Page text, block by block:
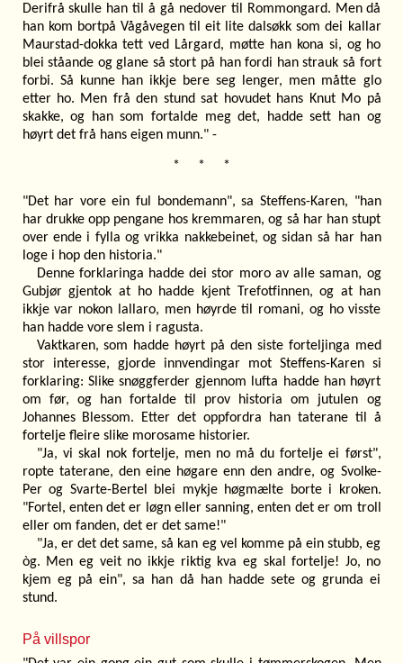
Derifrå skulle han til å gå nedover til Rommongard. Men då
han kom bortpå Vågåvegen til eit lite dalsøkk som dei kallar
Maurstad-dokka tett ved Lårgard, møtte han kona si, og ho
blei ståande og glane så stort på han fordi han strauk så fort
forbi. Så kunne han ikkje bere seg lenger, men måtte glo
etter ho. Men frå den stund sat hovudet hans Knut Mo på
skakke, og han som fortalde meg det, hadde sett han og
høyrt det frå hans eigen munn." -
* * *
"Det har vore ein ful bondemann", sa Steffens-Karen, "han
har drukke opp pengane hos kremmaren, og så har han stupt
over ende i fylla og vrikka nakkebeinet, og sidan så har han
loge i hop den historia."
Denne forklaringa hadde dei stor moro av alle saman, og
Gubjør gjentok at ho hadde kjent Trefotfinnen, og at han
ikkje var nokon lallaro, men høyrde til romani, og ho visste
han hadde vore slem i ragusta.
Vaktkaren, som hadde høyrt på den siste forteljinga med
stor interesse, gjorde innvendingar mot Steffens-Karen si
forklaring: Slike snøggferder gjennom lufta hadde han høyrt
om før, og han fortalde til prov historia om jutulen og
Johannes Blessom. Etter det oppfordra han taterane til å
fortelje fleire slike morosame historier.
"Ja, vi skal nok fortelje, men no må du fortelje ei først",
ropte taterane, den eine høgare enn den andre, og Svolke-
Per og Svarte-Bertel blei mykje høgmælte borte i kroken.
"Fortel, enten det er løgn eller sanning, enten det er om troll
eller om fanden, det er det same!"
"Ja, er det det same, så kan eg vel komme på ein stubb, eg
òg. Men eg veit no ikkje riktig kva eg skal fortelje! Jo, no
kjem eg på ein", sa han då han hadde sete og grunda ei
stund.
På villspor